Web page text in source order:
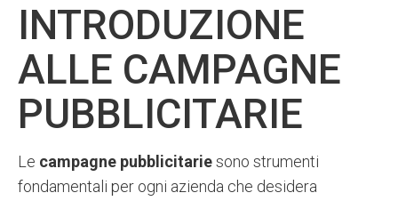
INTRODUZIONE
ALLE CAMPAGNE
PUBBLICITARIE
Le campagne pubblicitariesono strumenti
fondamentali per ogni azienda che desidera